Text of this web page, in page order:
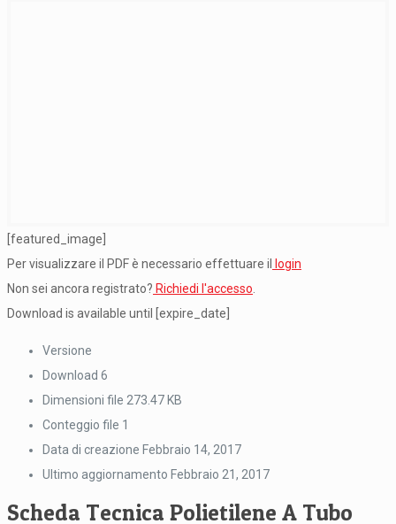
[featured_image]
Per visualizzare il PDF è necessario effettuare il
login
Non sei ancora registrato? Richiedi l'accesso
Download is available until [expire_date]
Versione
Download 6
Dimensioni file 273.47 KB
Conteggio file 1
Data di creazione Febbraio 14, 2017
Ultimo aggiornamento Febbraio 21, 2017
Scheda Tecnica Polietilene A Tubo